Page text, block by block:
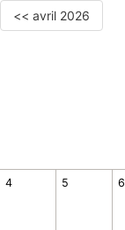
<< avril 2026
4 5 6